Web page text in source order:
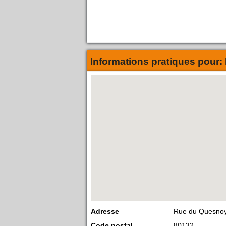
Informations pratiques pour:
Adresse
Rue du